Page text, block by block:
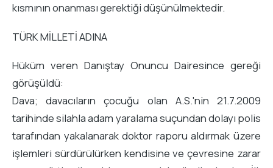
kısmının onanması gerektiği düşünülmektedir.
TÜRK MİLLETİ ADINA
Hüküm veren Danıştay Onuncu Dairesince gereği
görüşüldü:
Dava; davacıların çocuğu olan A.S.'nin 21.7.2009
tarihinde silahla adam yaralama suçundan dolayı polis
tarafından yakalanarak doktor raporu aldırmak üzere
işlemleri sürdürülürken kendisine ve çevresine zarar